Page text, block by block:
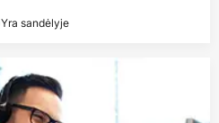
Yra sandėlyje